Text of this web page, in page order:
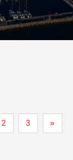
2 3 »